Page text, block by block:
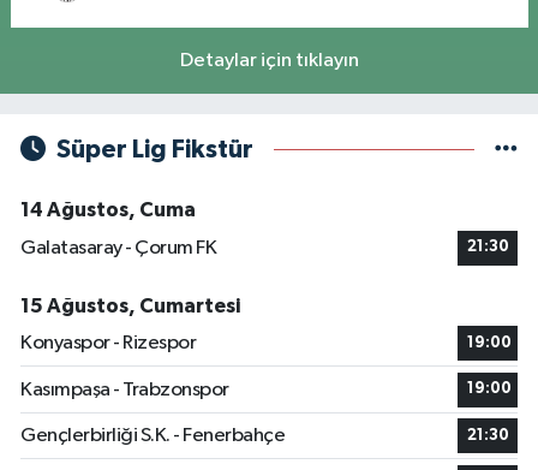
Detaylar için tıklayın
Süper Lig Fikstür
14 Ağustos, Cuma
Galatasaray - Çorum FK
21:30
15 Ağustos, Cumartesi
Konyaspor - Rizespor
19:00
Kasımpaşa - Trabzonspor 19:00
Gençlerbirliği S.K. - Fenerbahçe 21:30